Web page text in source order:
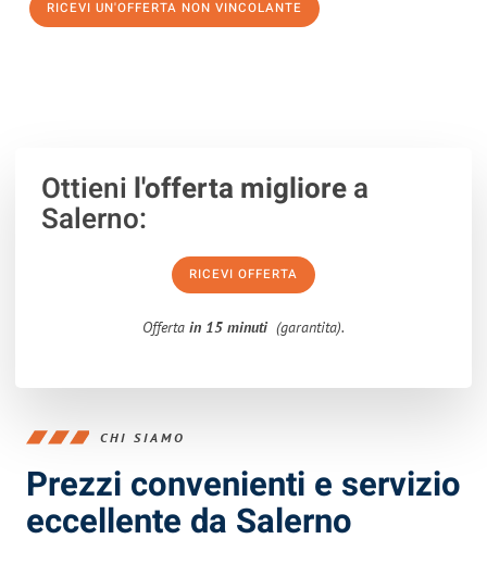
RICEVI UN'OFFERTA NON VINCOLANTE
Ottieni l'offerta migliorea
Salerno:
RICEVI OFFERTA
Offerta in 15 minuti (garantita).
CHI SIAMO
Prezzi convenienti e servizio
eccellente da Salerno